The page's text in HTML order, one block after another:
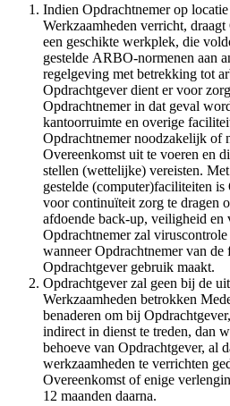
Indien Opdrachtnemer op
Werkzaamheden verricht,
een geschikte werkplek, die
gestelde ARBO-normenen aan
regelgeving met betrekking tot
Opdrachtgever dient er voor
Opdrachtnemer in dat geval
kantoorruimte en overige
Opdrachtnemer noodzakelijk of
Overeenkomst uit te voeren en
stellen (wettelijke) vereisten.
gestelde (computer)faciliteiten
voor continuïteit zorg te dragen
afdoende back-up, veiligheid en
Opdrachtnemer zal viruscontrole
wanneer Opdrachtnemer van de
Opdrachtgever gebruik maakt.
Opdrachtgever zal geen bij de
Werkzaamheden betrokken
benaderen om bij
indirect in dienst te treden, dan
behoeve van Opdrachtgever, al
werkzaamheden te verrichten
Overeenkomst of enige
12 maanden daarna.